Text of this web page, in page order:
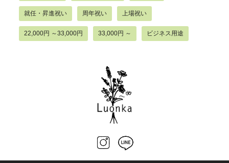
就任・昇進祝い 周年祝い 上場祝い
22,000円 ～33,000円 33,000円 ～ ビジネス用途